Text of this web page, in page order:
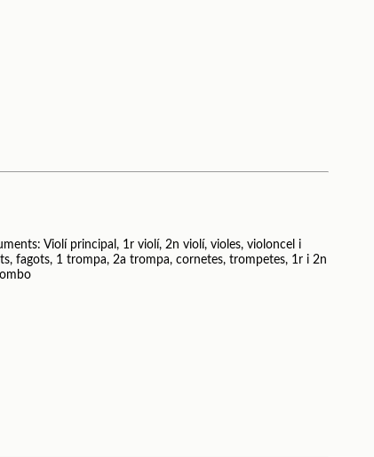
Violí principal, 1r violí, 2n violí, violes, violoncel i
fagots, 1 trompa, 2a trompa, cornetes, trompetes, 1r i 2n